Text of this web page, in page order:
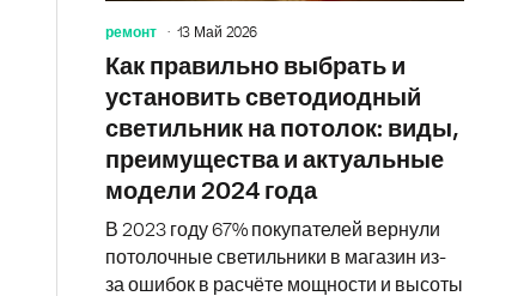
ремонт 13 Май 2026
Как правильно выбрать и
установить светодиодный
светильник на потолок: виды,
преимущества и актуальные
модели 2024 года
В 2023 году 67% покупателей вернули
потолочные светильники в магазин из-
за ошибок в расчёте мощности и высоты